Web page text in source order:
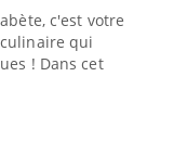
c'est votre
qui
! Dans cet
et de la
de Pourquoi
Blugeon, DRH et